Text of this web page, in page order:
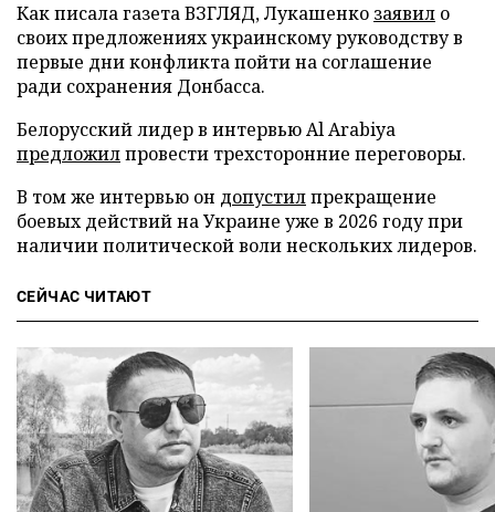
Как писала газета ВЗГЛЯД, Лукашенко заявил о
своих предложениях украинскому руководству в
первые дни конфликта пойти на соглашение
ради сохранения Донбасса.
Белорусский лидер в интервью Al Arabiya
предложилпровести трехсторонние переговоры.
В том же интервью он допустилпрекращение
боевых действий на Украине уже в 2026 году при
наличии политической воли нескольких лидеров.
СЕЙЧАС ЧИТАЮТ